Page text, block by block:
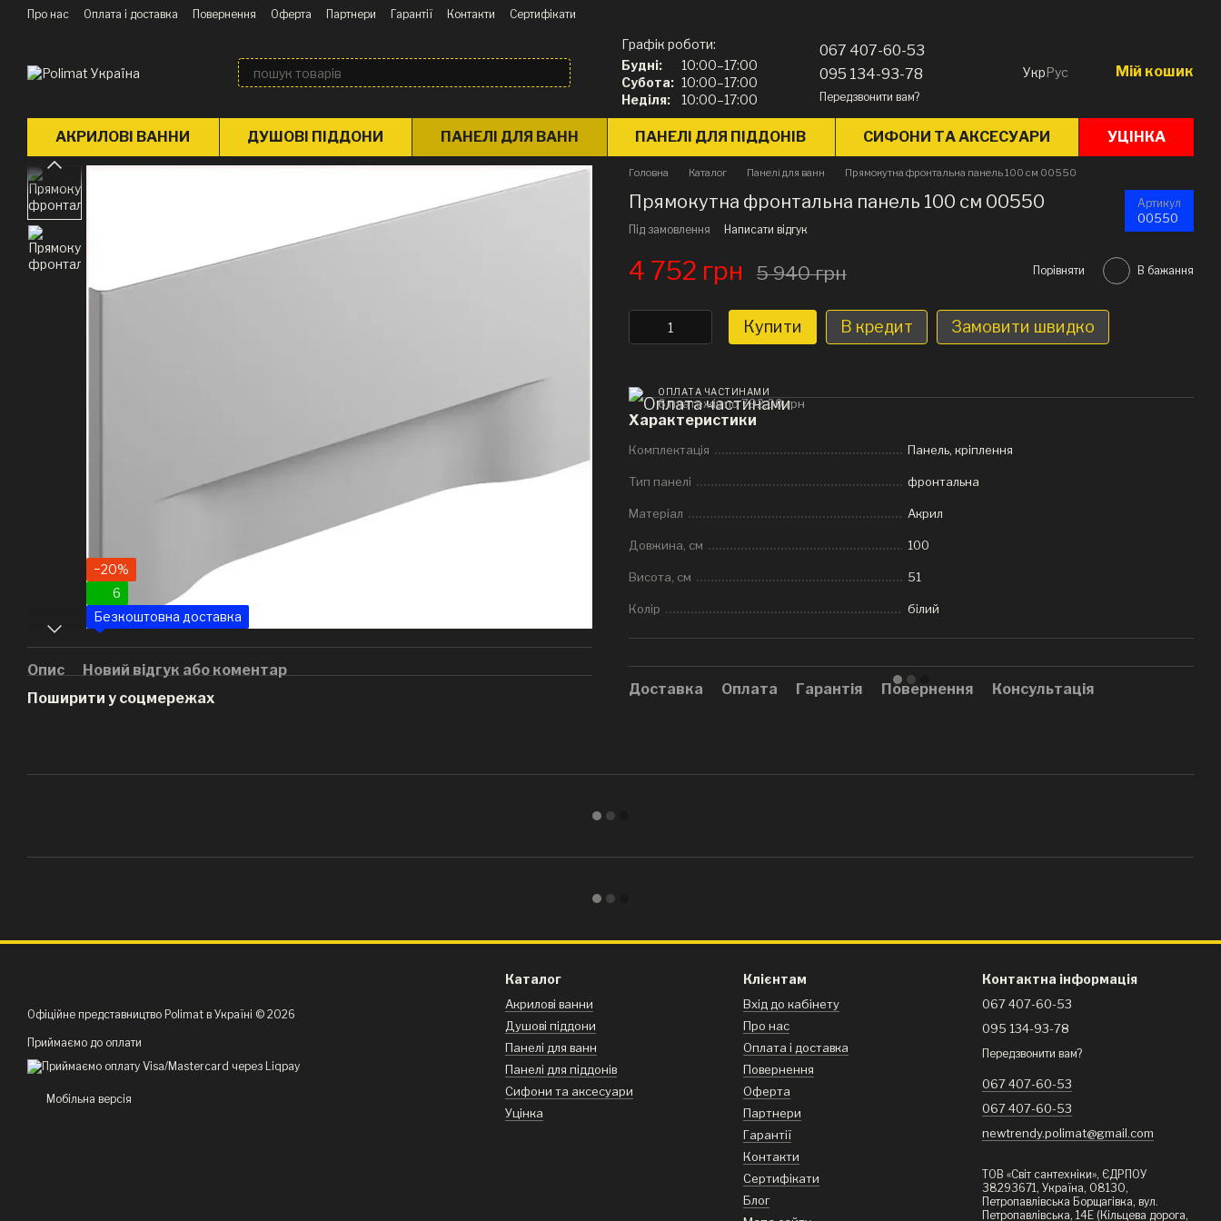
Перейти до основного контенту
Про нас Оплата і доставка Повернення Оферта Партнери Гарантії Контакти
Сертифікати
Графік роботи:
Будні:
10:00–17:00
Субота: 10:00–17:00
Неділя:
10:00–17:00
067 407-60-53
095 134-93-78
Передзвонити вам?
УкрРус Мій кошик
АКРИЛОВІ ВАННИ ДУШОВІ ПІДДОНИ ПАНЕЛІ ДЛЯ ВАНН ПАНЕЛІ ДЛЯ ПІДДОНІВ СИФОНИ ТА АКСЕСУАРИ УЦІНКА
−20%
6
Безкоштовна доставка
Опис
Новий відгук або коментар
Поширити у соцмережах
Головна Каталог Панелі для ванн Прямокутна фронтальна панель 100 см 00550
Прямокутна фронтальна панель 100 см 00550 Артикул
00550
Під замовлення Написати відгук
4 752 грн 5 940 грн Порівняти В бажання
Купити В кредит Замовити швидко
ОПЛАТА ЧАСТИНАМИ
6 платежів по 792.00 грн
Характеристики
Комплектація Панель, кріплення
Тип панелі фронтальна
Матеріал Акрил
Довжина, см 100
Висота, см 51
Колір білий
Доставка Оплата Гарантія Повернення Консультація
Офіційне представництво Polimat в Україні © 2026
Приймаємо до оплати
Мобільна версія
Каталог
Акрилові ванни
Душові піддони
Панелі для ванн
Панелі для піддонів
Сифони та аксесуари
Уцінка
Клієнтам
Вхід до кабінету
Про нас
Оплата і доставка
Повернення
Оферта
Партнери
Гарантії
Контакти
Сертифікати
Блог
Контактна інформація
067 407-60-53
095 134-93-78
Передзвонити вам?
067 407-60-53
067 407-60-53
newtrendy.polimat@gmail.com
ТОВ «Світ сантехніки», ЄДРПОУ
38293671, Україна, 08130,
Петропавлівська Борщагівка, вул.
Петропавлівська, 14Е (Кільцева дорога,